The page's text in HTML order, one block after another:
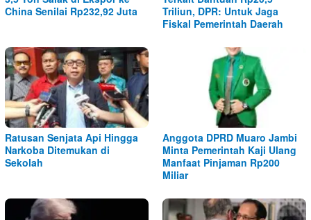
China Senilai Rp232,92 Juta
Triliun, DPR: Untuk Jaga
Fiskal Pemerintah Daerah
Ratusan Senjata Api Hingga
Narkoba Ditemukan di
Sekolah
Anggota DPRD Muaro Jambi
Minta Pemerintah Kaji Ulang
Manfaat Pinjaman Rp200
Miliar